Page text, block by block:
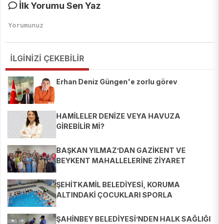
İlk Yorumu Sen Yaz
İLGİNİZİ ÇEKEBİLİR
Erhan Deniz Güngen'e zorlu görev
HAMİLELER DENİZE VEYA HAVUZA
GİREBİLİR Mİ?
BAŞKAN YILMAZ’DAN GAZİKENT VE
BEYKENT MAHALLELERİNE ZİYARET
ŞEHİTKAMİL BELEDİYESİ, KORUMA
ALTINDAKİ ÇOCUKLARI SPORLA
ŞAHİNBEY BELEDİYESİ’NDEN HALK SAĞLIĞI